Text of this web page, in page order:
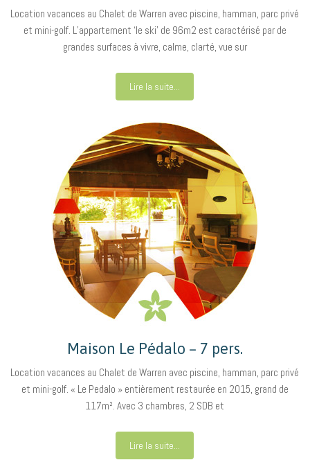
Location vacances au Chalet de Warren avec piscine, hamman, parc privé
et mini-golf. L’appartement ‘le ski’ de 96m2 est caractérisé par de
grandes surfaces à vivre, calme, clarté, vue sur
Lire la suite...
Maison Le Pédalo – 7 pers.
Location vacances au Chalet de Warren avec piscine, hamman, parc privé
et mini-golf. « Le Pedalo » entièrement restaurée en 2015, grand de
117m². Avec 3 chambres, 2 SDB et
Lire la suite...